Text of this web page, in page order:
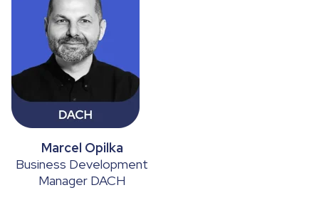
Marcel Opilka
Business Development
Manager DACH